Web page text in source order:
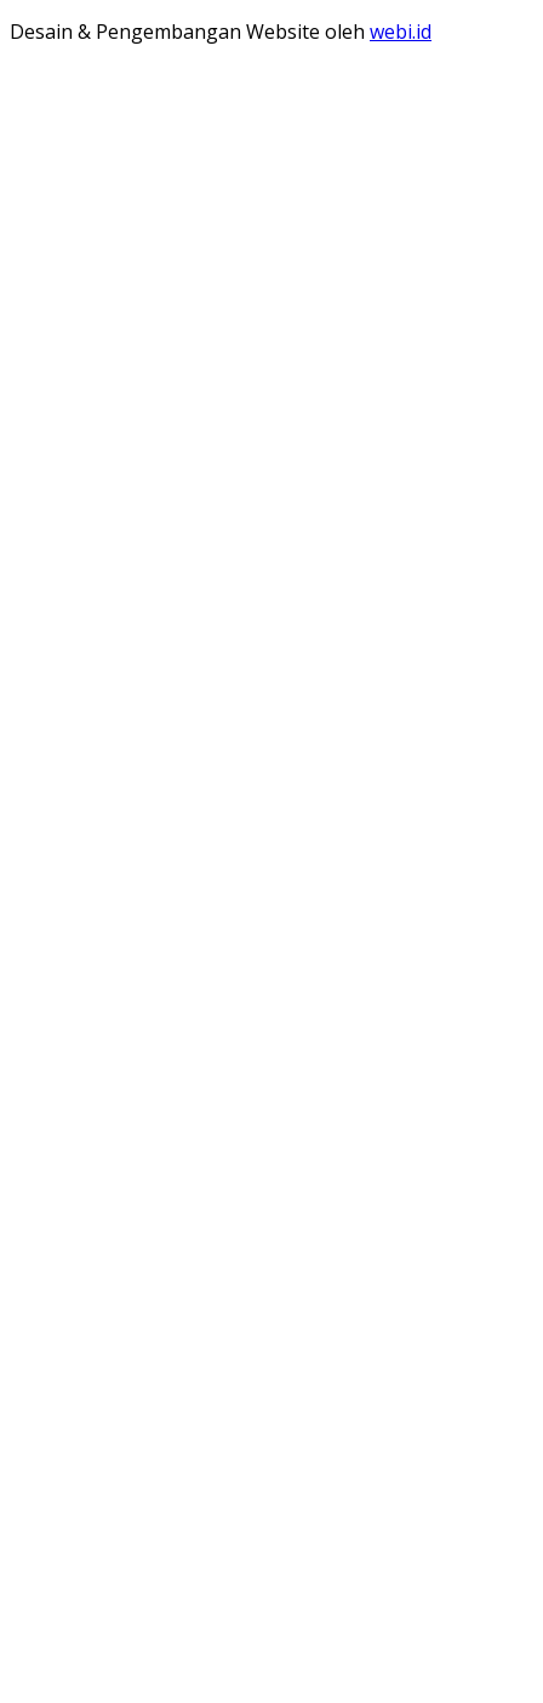
Desain & Pengembangan Website oleh webi.id